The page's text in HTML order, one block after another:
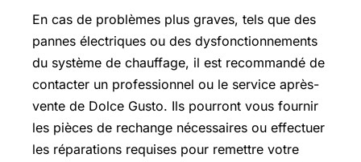
En cas de problèmes plus graves, tels que des
pannes électriques ou des dysfonctionnements
du système de chauffage, il est recommandé de
contacter un professionnel ou le service après-
vente de Dolce Gusto. Ils pourront vous fournir
les pièces de rechange nécessaires ou effectuer
les réparations requises pour remettre votre